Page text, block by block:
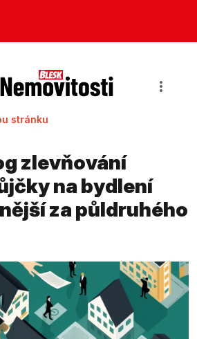
stránku
zlevňování
na bydlení
za půldruhého